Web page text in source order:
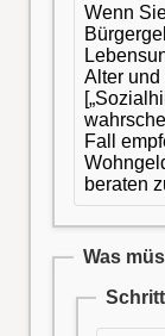
Wenn
Alter und
Fall
beraten
Was